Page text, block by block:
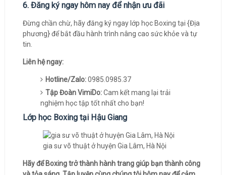
6. Đăng ký ngay hôm nay để nhận ưu đãi
Đừng chần chừ, hãy đăng ký ngay lớp học Boxing tại {Địa
phương} để bắt đầu hành trình nâng cao sức khỏe và tự
tin.
Liên hệ ngay:
Hotline/Zalo:0985.0985.37
Tập Đoàn VimiDo:Cam kết mang lại trải
nghiệm học tập tốt nhất cho bạn!
Lớp học Boxing tại Hậu Giang
gia sư võ thuật ở huyện Gia Lâm, Hà Nội
Hãy để Boxing trở thành hành trang giúp bạn thành công